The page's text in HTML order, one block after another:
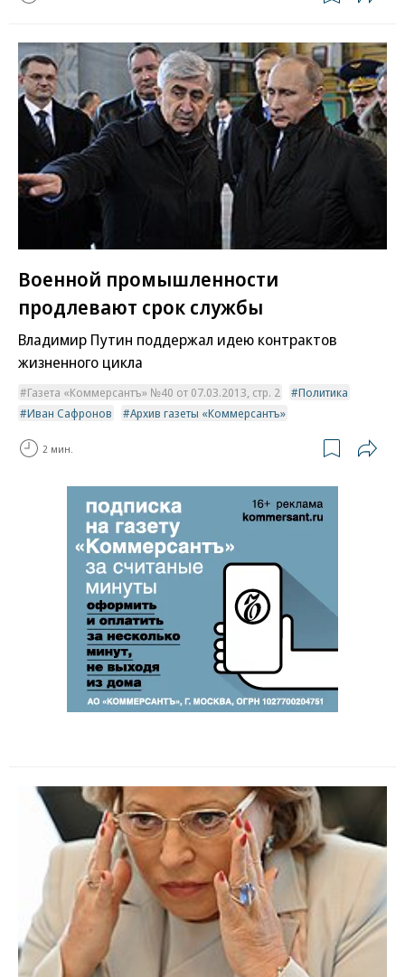
Военной промышленности
продлевают срок службы
Владимир Путин поддержал идею контрактов
жизненного цикла
Газета «Коммерсантъ» №40 от 07.03.2013, стр. 2
Политика
Иван Сафронов
Архив газеты «Коммерсантъ»
2 мин.